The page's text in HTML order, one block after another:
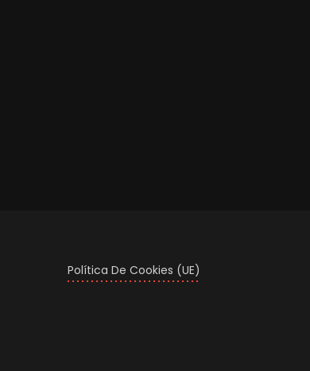
Política De Cookies (UE)